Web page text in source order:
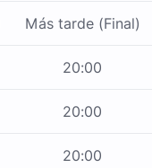
Más tarde (Final)
20:00
20:00
20:00